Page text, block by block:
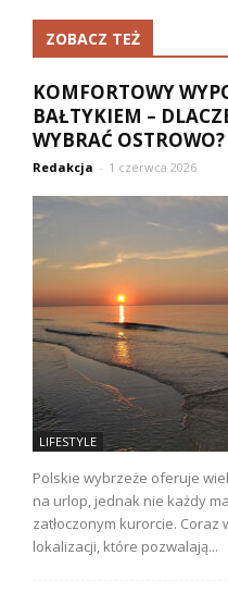
ZOBACZ TEŻ
KOMFORTOWY
BAŁTYKIEM –
WYBRAĆ OSTROWO?
Redakcja - 1 czerwca 2026
LIFESTYLE
Polskie wybrzeże oferuje
na urlop, jednak nie każdy
zatłoczonym kurorcie.
lokalizacji, które pozwalają...